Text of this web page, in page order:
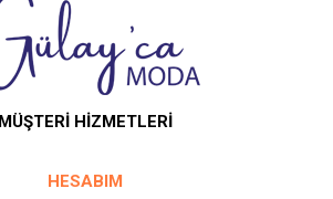
MÜŞTERİ HİZMETLERİ
HESABIM